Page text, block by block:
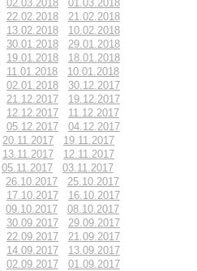
02.03.2018
01.03.2018
22.02.2018
21.02.2018
13.02.2018
10.02.2018
30.01.2018
29.01.2018
19.01.2018
18.01.2018
11.01.2018
10.01.2018
02.01.2018
30.12.2017
21.12.2017
19.12.2017
12.12.2017
11.12.2017
05.12.2017
04.12.2017
20.11.2017
19.11.2017
13.11.2017
12.11.2017
05.11.2017
03.11.2017
26.10.2017
25.10.2017
17.10.2017
16.10.2017
09.10.2017
08.10.2017
30.09.2017
29.09.2017
22.09.2017
21.09.2017
14.09.2017
13.09.2017
02.09.2017
01.09.2017